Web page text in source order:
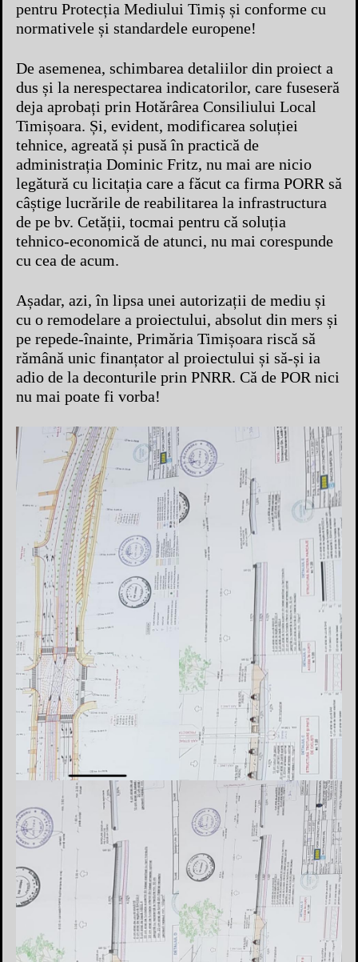
pentru Protecția Mediului Timiș și conforme cu
normativele și standardele europene!
De asemenea, schimbarea detaliilor din proiect a
dus și la nerespectarea indicatorilor, care fuseseră
deja aprobați prin Hotărârea Consiliului Local
Timișoara. Și, evident, modificarea soluției
tehnice, agreată și pusă în practică de
administrația Dominic Fritz, nu mai are nicio
legătură cu licitația care a făcut ca firma PORR să
câștige lucrările de reabilitarea la infrastructura
de pe bv. Cetății, tocmai pentru că soluția
tehnico-economică de atunci, nu mai corespunde
cu cea de acum.
Așadar, azi, în lipsa unei autorizații de mediu și
cu o remodelare a proiectului, absolut din mers și
pe repede-înainte, Primăria Timișoara riscă să
rămână unic finanțator al proiectului și să-și ia
adio de la deconturile prin PNRR. Că de POR nici
nu mai poate fi vorba!